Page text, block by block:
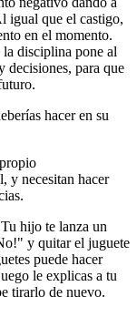
igual que el castigo,
en el momento.
disciplina pone al
decisiones, para que
hacer en su
y necesitan hacer
hijo te lanza un
y quitar el juguete
puede hacer
le explicas a tu
tirarlo de nuevo.